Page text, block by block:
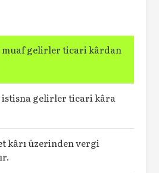
muaf gelirler ticari kârdan
istisna gelirler ticari kâra
kârı üzerinden vergi